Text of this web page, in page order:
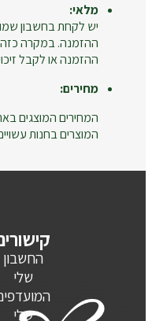
מלאי:
יש לקחת בחשבון
ההזמנה. במקרה כזה,
ההזמנה או לקבל
מחירים:
המחירים המוצגים
המוצרים בחנות
החשבון
שלי
שלי